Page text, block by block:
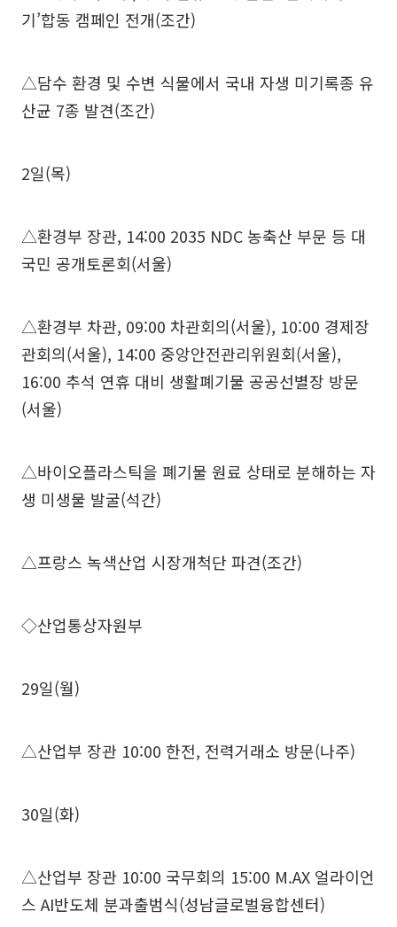
기’합동 캠페인 전개(조간)
△담수 환경 및 수변 식물에서 국내 자생 미기록종 유
산균 7종 발견(조간)
2일(목)
△환경부 장관, 14:00 2035 NDC 농축산 부문 등 대
국민 공개토론회(서울)
△환경부 차관, 09:00 차관회의(서울), 10:00 경제장
관회의(서울), 14:00 중앙안전관리위원회(서울),
16:00 추석 연휴 대비 생활폐기물 공공선별장 방문
(서울)
△바이오플라스틱을 폐기물 원료 상태로 분해하는 자
생 미생물 발굴(석간)
△프랑스 녹색산업 시장개척단 파견(조간)
◇산업통상자원부
29일(월)
△산업부 장관 10:00 한전, 전력거래소 방문(나주)
30일(화)
△산업부 장관 10:00 국무회의 15:00 M.AX 얼라이언
스 AI반도체 분과출범식(성남글로벌융합센터)